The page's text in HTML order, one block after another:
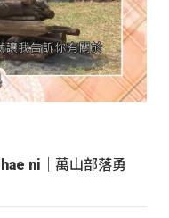
ni｜萬山部落勇